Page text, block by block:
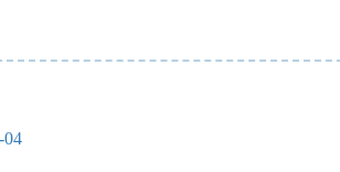
04